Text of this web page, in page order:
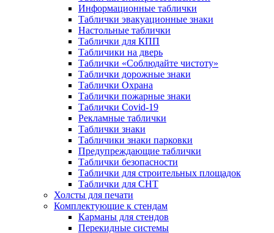
Информационные таблички
Таблички эвакуационные знаки
Настольные таблички
Таблички для КПП
Табличики на дверь
Таблички «Соблюдайте чистоту»
Таблички дорожные знаки
Таблички Охрана
Таблички пожарные знаки
Таблички Covid-19
Рекламные таблички
Таблички знаки
Табличики знаки парковки
Предупреждающие таблички
Таблички безопасности
Таблички для строительных площадок
Таблички для СНТ
Холсты для печати
Комплектующие к стендам
Карманы для стендов
Перекидные системы